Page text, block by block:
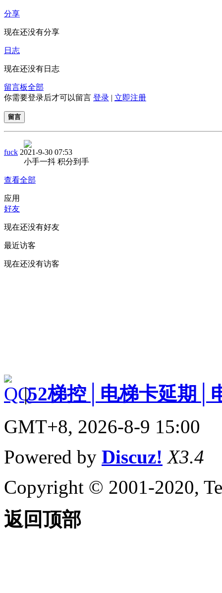
分享
现在还没有分享
日志
现在还没有日志
留言板全部
你需要登录后才可以留言 登录 | 立即注册
留言
fuck 2021-9-30 07:53
小手一抖 积分到手
查看全部
应用
好友
现在还没有好友
最近访客
现在还没有访客
|52梯控│电梯卡延期│
GMT+8, 2026-8-9 15:00
Powered by Discuz! X3.4
Copyright © 2001-2020,
返回顶部